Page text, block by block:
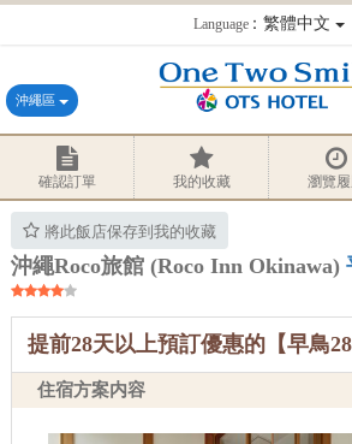
Language：繁體中文
沖繩區
確認訂單 我的收藏 瀏覽
將此飯店保存到我的收藏
沖繩Roco旅館 (Roco Inn Okinawa)
提前28天以上預訂優惠的【早鳥
住宿方案内容